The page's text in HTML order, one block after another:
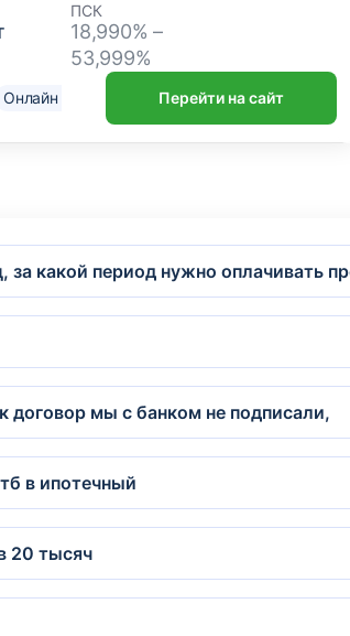
ПСК
18,990% –
53,999%
Онлайн решение Нужен только паспорт
Перейти на сайт
за какой период нужно оплачивать
договор мы с банком не подписали,
в ипотечный
20 тысяч